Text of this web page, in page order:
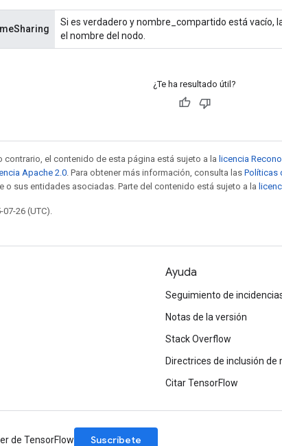
Si es verdadero y nombre_compartido está vacío,
el nombre del nodo.
¿Te ha resultado útil?
contrario, el contenido de esta página está sujeto a la licencia
Apache 2.0 . Para obtener más información, consulta las Políticas
o sus entidades asociadas. Parte del contenido está sujeto a la
26 (UTC).
Ayuda
Seguimiento de
Notas de la versión
Stack Overflow
Directrices de inclusión de
Citar TensorFlow
de TensorFlow Suscríbete